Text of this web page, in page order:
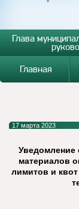
Глава
Главная
17 марта 2023
Уведомление
материалов
лимитов и